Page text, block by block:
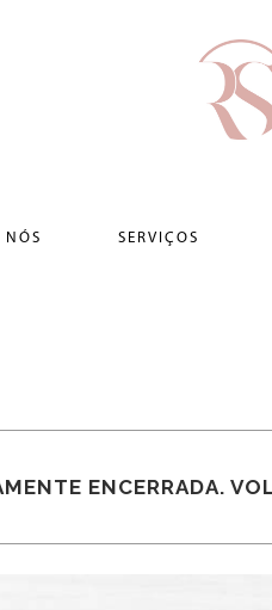
NÓS SERVIÇOS
ENCERRADA.